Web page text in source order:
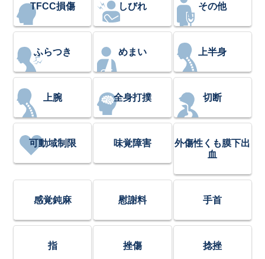
TFCC損傷 しびれ その他
ふらつき めまい 上半身
上腕 全身打撲 切断
可動域制限 味覚障害
外傷性くも膜下出
血
感覚鈍麻 慰謝料 手首
指 挫傷 捻挫